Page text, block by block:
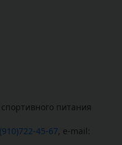
питания
45-67, e-mail: